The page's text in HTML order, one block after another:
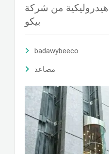
من شركة
بيكو
badawybeeco
مصاعد